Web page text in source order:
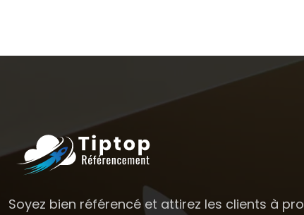
Soyez bien référencé et attirez les clients à